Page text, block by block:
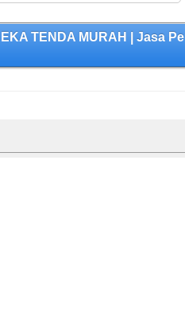
TENDA MURAH | Jasa